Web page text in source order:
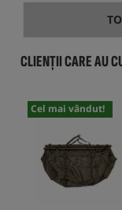
CLIENȚII CARE AU
Cel mai vândut!